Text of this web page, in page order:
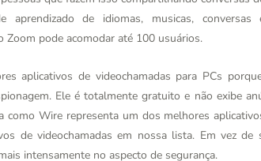
aprendizado de idiomas, musicas,
Zoom pode acomodar até 100 usuários.
aplicativos de videochamadas para PCs
Ele é totalmente gratuito e não exibe
como Wire representa um dos melhores
de videochamadas em nossa lista. Em vez
intensamente no aspecto de segurança.